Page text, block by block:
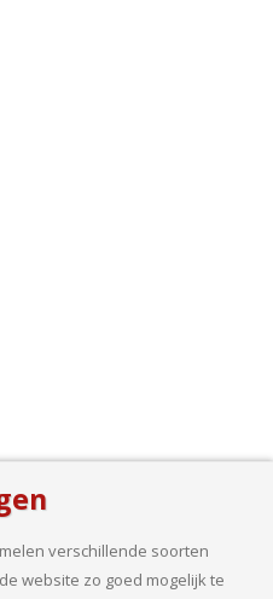
maar dan liefst wel zo
wilt starten met een
op basis van gedegen
verschillende soorten
website zo goed mogelijk te